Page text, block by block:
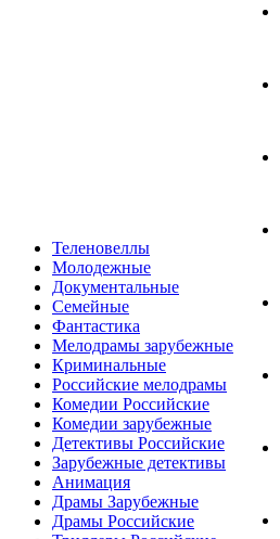
Теленовеллы
Молодежные
Документальные
Семейные
Фантастика
Мелодрамы зарубежные
Криминальные
Российские мелодрамы
Комедии Российские
Комедии зарубежные
Детективы Российские
Зарубежные детективы
Анимация
Драмы Зарубежные
Драмы Российские